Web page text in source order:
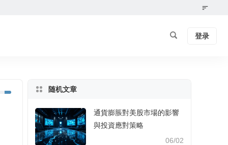
登录
随机文章
通貨膨脹對美股市場的影響
與投資應對策略
06/02